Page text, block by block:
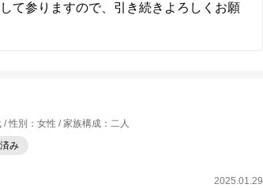
て参りますので、引き続きよろしくお願
性別 ： 女性 家族構成 ： 二人
み
2025.01.29